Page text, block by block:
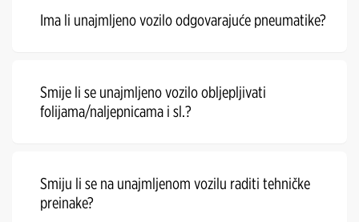
Ima li unajmljeno vozilo odgovarajuće pneumatike?
Smije li se unajmljeno vozilo obljepljivati
folijama/naljepnicama i sl.?
Smiju li se na unajmljenom vozilu raditi tehničke
preinake?